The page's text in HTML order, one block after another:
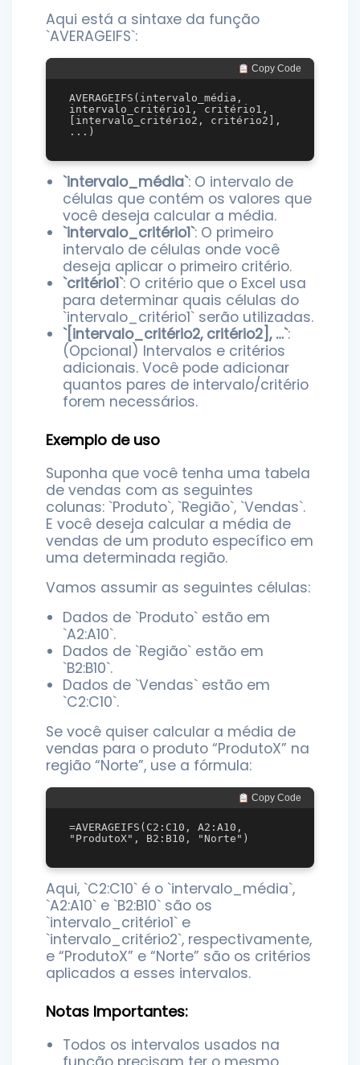
Aqui está a sintaxe da função
`AVERAGEIFS`:
Copy Code
AVERAGEIFS(intervalo_média,
intervalo_critério1, critério1,
[intervalo_critério2, critério2],
`intervalo_média`: O intervalo de
células que contém os valores que
você deseja calcular a média.
`intervalo_critério1`: O primeiro
intervalo de células onde você
deseja aplicar o primeiro critério.
`critério1`: O critério que o Excel usa
para determinar quais células do
`intervalo_critério1` serão utilizadas.
`[intervalo_critério2, critério2], …`:
(Opcional) Intervalos e critérios
adicionais. Você pode adicionar
quantos pares de intervalo/critério
forem necessários.
Exemplo de uso
Suponha que você tenha uma tabela
de vendas com as seguintes
colunas: `Produto`, `Região`, `Vendas`.
E você deseja calcular a média de
vendas de um produto específico em
uma determinada região.
Vamos assumir as seguintes células:
Dados de `Produto` estão em
`A2:A10`.
Dados de `Região` estão em
`B2:B10`.
Dados de `Vendas` estão em
`C2:C10`.
Se você quiser calcular a média de
vendas para o produto “ProdutoX” na
região “Norte”, use a fórmula:
Copy Code
=AVERAGEIFS(C2:C10, A2:A10,
Aqui, `C2:C10` é o `intervalo_média`,
`A2:A10` e `B2:B10` são os
`intervalo_critério1` e
`intervalo_critério2`, respectivamente,
e “ProdutoX” e “Norte” são os critérios
aplicados a esses intervalos.
Notas Importantes:
Todos os intervalos usados na